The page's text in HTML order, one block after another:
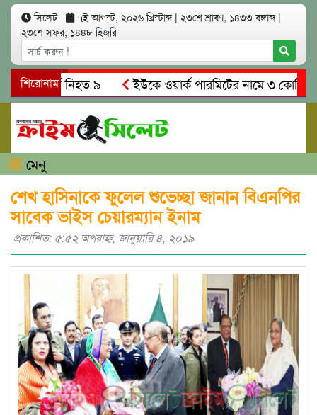
সিলেট ৭ই আগস্ট, ২০২৬ খ্রিস্টাব্দ | ২৩শে শ্রাবণ, ১৪৩৩ বঙ্গাব্দ |
২৩শে সফর, ১৪৪৮ হিজরি
শিরোনামনিহত ৯
ইউকে ওয়ার্ক পারমিটের নামে ৩ কোটি ৬০
গ্রেপ্তারের দাবি স্থানীয়দের
গোয়াইনঘাটে আলিম উদ্দিনের
মেনু
শেখ হাসিনাকে ফুলেল শুভেচ্ছা জানান বিএনপির
সাবেক ভাইস চেয়ারম্যান ইনাম
প্রকাশিত: ৫:৫২ অপরাহ্ণ, জানুয়ারি ৪, ২০১৯